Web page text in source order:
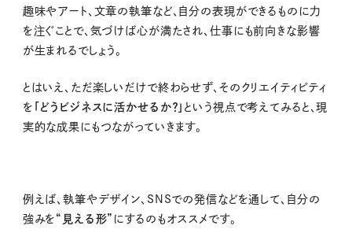
趣味やアート、文章の執筆など、自分の表現ができるものに力
を注ぐことで、気づけば心が満たされ、仕事にも前向きな影響
が生まれるでしょう。
とはいえ、ただ楽しいだけで終わらせず、そのクリエイティビティ
を 「どうビジネスに活かせるか？」 という視点で考えてみると、現
実的な成果にもつながっていきます。
例えば、執筆やデザイン、 SNSでの発信などを通して、自分の
強みを “見える形” にするのもオススメです。